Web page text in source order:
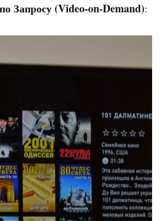
Запросу (Video-on-Demand):